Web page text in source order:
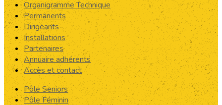
Organigramme Technique
Permanents
Dirigeants
Installations
Partenaires
Annuaire adhérents
Accès et contact
Pôle Seniors
Pôle Féminin